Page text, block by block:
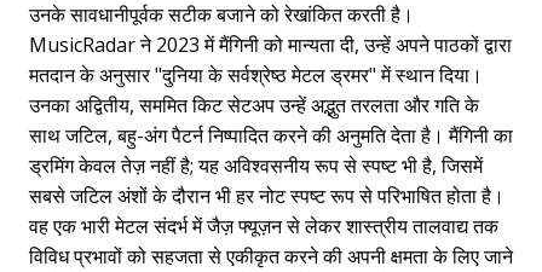
उनके सावधानीपूर्वक सटीक बजाने को रेखांकित करती है।
MusicRadar ने 2023 में मैंगिनी को मान्यता दी, उन्हें अपने पाठकों द्वारा
मतदान के अनुसार "दुनिया के सर्वश्रेष्ठ मेटल ड्रमर" में स्थान दिया।
उनका अद्वितीय, सममित किट सेटअप उन्हें अद्भुत तरलता और गति के
साथ जटिल, बहु-अंग पैटर्न निष्पादित करने की अनुमति देता है। मैंगिनी का
ड्रमिंग केवल तेज़ नहीं है; यह अविश्वसनीय रूप से स्पष्ट भी है, जिसमें
सबसे जटिल अंशों के दौरान भी हर नोट स्पष्ट रूप से परिभाषित होता है।
वह एक भारी मेटल संदर्भ में जैज़ फ्यूज़न से लेकर शास्त्रीय तालवाद्य तक
विविध प्रभावों को सहजता से एकीकृत करने की अपनी क्षमता के लिए जाने